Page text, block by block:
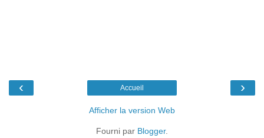
‹ ›
Accueil
Afficher la version Web
Fourni par Blogger.